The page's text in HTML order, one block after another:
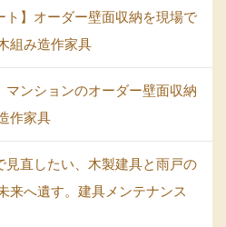
ト】オーダー壁面収納を現場で
組み造作家具
マンションのオーダー壁面収納
作家具
見直したい、木製建具と雨戸の
来へ遺す。建具メンテナンス